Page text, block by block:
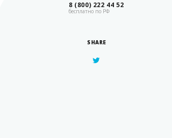
8 (800) 222 44 52
бесплатно по РФ
SHARE